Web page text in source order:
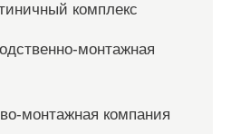
комплекс
монтажная
монтажная компания